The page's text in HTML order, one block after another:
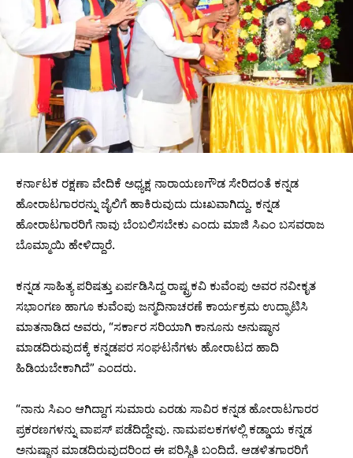
ಕರ್ನಾಟಕ ರಕ್ಷಣಾ ವೇದಿಕೆ ಅಧ್ಯಕ್ಷ ನಾರಾಯಣಗೌಡ ಸೇರಿದಂತೆ ಕನ್ನಡ
ಹೋರಾಟಗಾರರನ್ನು ಜೈಲಿಗೆ ಹಾಕಿರುವುದು ದುಃಖವಾಗಿದ್ದು. ಕನ್ನಡ
ಹೋರಾಟಗಾರರಿಗೆ ನಾವು ಬೆಂಬಲಿಸಬೇಕು ಎಂದು ಮಾಜಿ ಸಿಎಂ ಬಸವರಾಜ
ಬೊಮ್ಮಾಯಿ ಹೇಳಿದ್ದಾರೆ.
ಕನ್ನಡ ಸಾಹಿತ್ಯ ಪರಿಷತ್ತು ಏರ್ಪಡಿಸಿದ್ದ ರಾಷ್ಟ್ರಕವಿ ಕುವೆಂಪು ಅವರ ನವೀಕೃತ
ಸಭಾಂಗಣ ಹಾಗೂ ಕುವೆಂಪು ಜನ್ಮದಿನಾಚರಣೆ ಕಾರ್ಯಕ್ರಮ ಉದ್ಘಾಟಿಸಿ
ಮಾತನಾಡಿದ ಅವರು, “ಸರ್ಕಾರ ಸರಿಯಾಗಿ ಕಾನೂನು ಅನುಷ್ಠಾನ
ಮಾಡದಿರುವುದಕ್ಕೆ ಕನ್ನಡಪರ ಸಂಘಟನೆಗಳು ಹೋರಾಟದ ಹಾದಿ
ಹಿಡಿಯಬೇಕಾಗಿದೆ” ಎಂದರು.
“ನಾನು ಸಿಎಂ ಆಗಿದ್ದಾಗ ಸುಮಾರು ಎರಡು ಸಾವಿರ ಕನ್ನಡ ಹೋರಾಟಗಾರರ
ಪ್ರಕರಣಗಳನ್ನು ವಾಪಸ್ ಪಡೆದಿದ್ದೇವು. ನಾಮಪಲಕಗಳಲ್ಲಿ ಕಡ್ಡಾಯ ಕನ್ನಡ
ಅನುಷ್ಠಾನ ಮಾಡದಿರುವುದರಿಂದ ಈ ಪರಿಸ್ಥಿತಿ ಬಂದಿದೆ. ಆಡಳಿತಗಾರರಿಗೆ